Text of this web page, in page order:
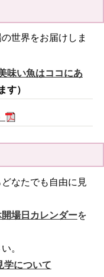
世界をお届けしま
味い魚はココにあ
す）
なたでも自由に見
開場日カレンダーを
。
学について